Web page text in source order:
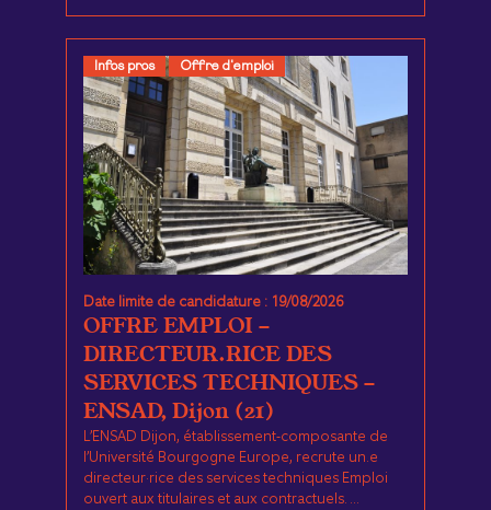
Infos pros Offre d'emploi
Date limite de candidature : 19/08/2026
OFFRE EMPLOI -
DIRECTEUR.RICE DES
SERVICES TECHNIQUES -
ENSAD, Dijon (21)
L’ENSAD Dijon, établissement-composante de
l’Université Bourgogne Europe, recrute un.e
directeur·rice des services techniques Emploi
ouvert aux titulaires et aux contractuels. ...